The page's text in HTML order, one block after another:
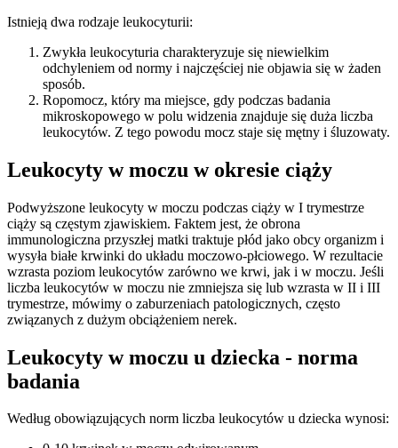
Istnieją dwa rodzaje leukocyturii:
Zwykła leukocyturia charakteryzuje się niewielkim
odchyleniem od normy i najczęściej nie objawia się w żaden
sposób.
Ropomocz, który ma miejsce, gdy podczas badania
mikroskopowego w polu widzenia znajduje się duża liczba
leukocytów. Z tego powodu mocz staje się mętny i śluzowaty.
Leukocyty w moczu w okresie ciąży
Podwyższone leukocyty w moczu podczas ciąży w I trymestrze
ciąży są częstym zjawiskiem. Faktem jest, że obrona
immunologiczna przyszłej matki traktuje płód jako obcy organizm i
wysyła białe krwinki do układu moczowo-płciowego. W rezultacie
wzrasta poziom leukocytów zarówno we krwi, jak i w moczu. Jeśli
liczba leukocytów w moczu nie zmniejsza się lub wzrasta w II i III
trymestrze, mówimy o zaburzeniach patologicznych, często
związanych z dużym obciążeniem nerek.
Leukocyty w moczu u dziecka - norma
badania
Według obowiązujących norm liczba leukocytów u dziecka wynosi: